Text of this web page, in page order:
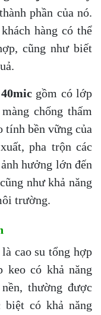
phần của nó.
hàng có thể
cũng như biết
gồm có lớp
chống thấm
tính bền vững của
pha trộn các
hưởng lớn đến
như khả năng
trường.
cao su tổng hợp
keo có khả năng
thường được
có khả năng